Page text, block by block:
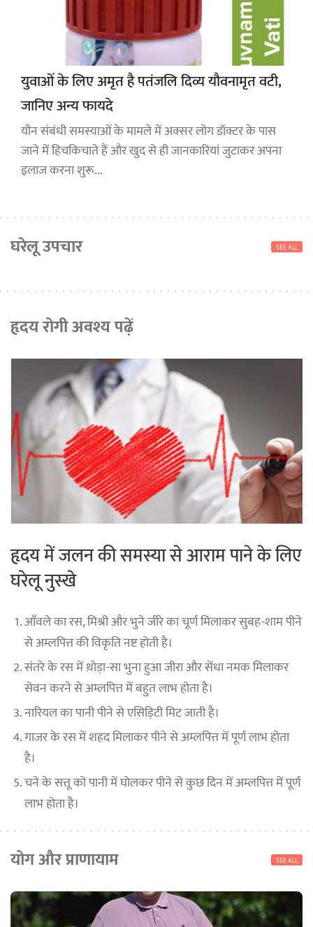
युवाओं के लिए अमृत है पतंजलि दिव्य यौवनामृत वटी,
जानिए अन्य फायदे
यौन संबंधी समस्याओं के मामले में अक्सर लोग डॉक्टर के पास
जाने में हिचकिचाते हैं और खुद से ही जानकारियां जुटाकर अपना
इलाज करना शुरू...
घरेलू उपचार SEE ALL
हृदय रोगी अवश्य पढ़ें
हृदय में जलन की समस्या से आराम पाने के लिए
घरेलू नुस्खे
आँवले का रस, मिश्री और भुने जीरे का चूर्ण मिलाकर सुबह-शाम पीने
से अम्लपित्त की विकृति नष्ट होती है।
संतरे के रस में थ़ोड़ा-सा भुना हुआ जीरा और सेंधा नमक मिलाकर
सेवन करने से अम्लपित्त में बहुत लाभ होता है।
नारियल का पानी पीने से एसिड़िटी मिट जाती है।
गाजर के रस में शहद मिलाकर पीने से अम्लपित्त में पूर्ण लाभ होता
है।
चने के सत्तू को पानी में घोलकर पीने से कुछ दिन में अम्लपित्त में पूर्ण
लाभ होता है।
योग और प्राणायाम SEE ALL